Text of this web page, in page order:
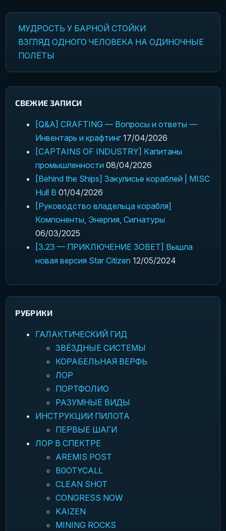
Навигация по записям
МУДРОСТЬ У БАРНОЙ СТОЙКИ
ВЗГЛЯД ОДНОГО ЧЕЛОВЕКА НА ОДИНОЧНЫЕ
ПОЛЁТЫ
СВЕЖИЕ ЗАПИСИ
[Q&A] CRAFTING — Вопросы и ответы —
Инвентарь и крафтинг 17/04/2026
[CAPTAINS OF INDUSTRY] Капитаны
промышленности 08/04/2026
[Behind the Ships] Закулисье кораблей | MISC
Hull B 01/04/2026
[Руководство владельца корабля]
Компоненты, Энергия, Сигнатуры
06/03/2025
[3.23 — ПРИКЛЮЧЕНИЕ ЗОВЕТ] Вышла
новая версия Star Citizen 12/05/2024
РУБРИКИ
ГАЛАКТИЧЕСКИЙ ГИД
ЗВЁЗДНЫЕ СИСТЕМЫ
КОРАБЕЛЬНАЯ ВЕРФЬ
ЛОР
ПОРТФОЛИО
РАЗУМНЫЕ ВИДЫ
ИНСТРУКЦИИ ПИЛОТА
ПЕРВЫЕ ШАГИ
ЛОР В СПЕКТРЕ
AREMIS POST
B0OTYCALL
CLEAN SHOT
CONGRESS NOW
KAIZEN
MINING ROCKS